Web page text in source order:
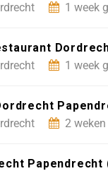
1 week
1 week
2